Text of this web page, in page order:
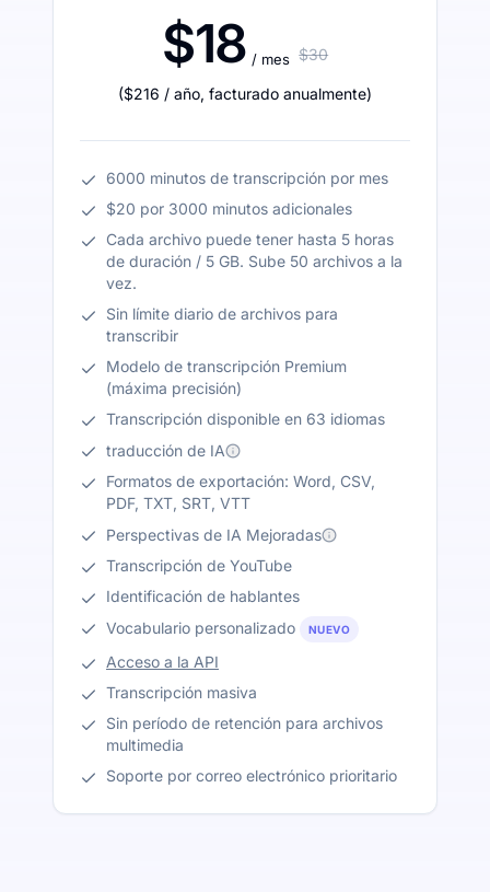
$18 / mes $30
($216 / año, facturado anualmente)
6000 minutos de transcripción por mes
$20 por 3000 minutos adicionales
Cada archivo puede tener hasta 5 horas
de duración / 5 GB. Sube 50 archivos a la
vez.
Sin límite diario de archivos para
transcribir
Modelo de transcripción Premium
(máxima precisión)
Transcripción disponible en 63 idiomas
traducción de IA
Formatos de exportación: Word, CSV,
PDF, TXT, SRT, VTT
Perspectivas de IA Mejoradas
Transcripción de YouTube
Identificación de hablantes
Vocabulario personalizado
NUEVO
Acceso a la API
Transcripción masiva
Sin período de retención para archivos
multimedia
Soporte por correo electrónico prioritario